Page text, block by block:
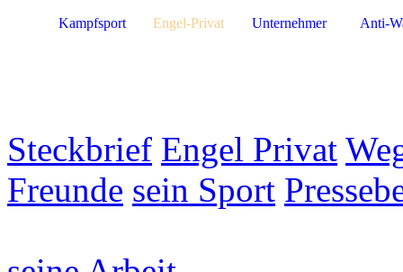
Steckbrief Engel Privat
Freunde sein Sport
Kampfsport Engel-Privat Unternehmer Anti-